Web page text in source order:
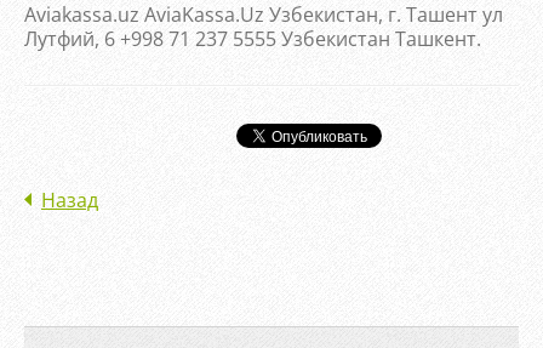
Aviakassa.uz AviaKassa.Uz Узбекистан, г. Ташент ул
Лутфий, 6 +998 71 237 5555 Узбекистан Ташкент.
Назад